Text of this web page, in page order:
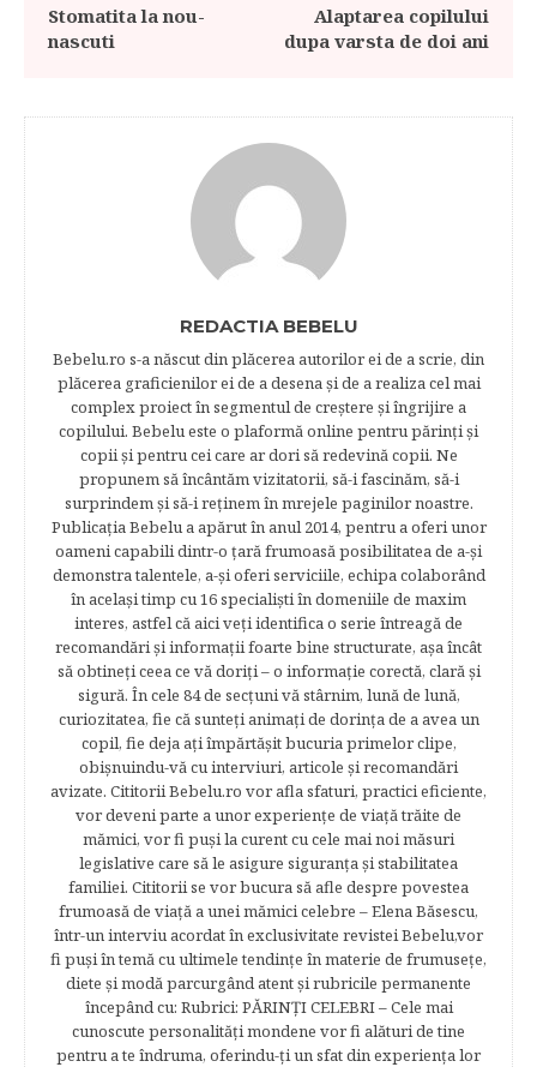
Stomatita la nou-
nascuti
Alaptarea copilului
dupa varsta de doi ani
REDACTIA BEBELU
Bebelu.ro s-a născut din plăcerea autorilor ei de a scrie, din
plăcerea graficienilor ei de a desena şi de a realiza cel mai
complex proiect în segmentul de creştere şi îngrijire a
copilului. Bebelu este o plaformă online pentru părinţi şi
copii şi pentru cei care ar dori să redevină copii. Ne
propunem să încântăm vizitatorii, să-i fascinăm, să-i
surprindem şi să-i reţinem în mrejele paginilor noastre.​
Publicația Bebelu a apărut în anul 2014, pentru a oferi unor
oameni capabili dintr-o ţară frumoasă posibilitatea de a-şi
demonstra talentele, a-şi oferi serviciile, echipa colaborând
în acelaşi timp cu 16 specialişti în domeniile de maxim
interes, astfel că aici veţi identifica o serie întreagă de
recomandări şi informaţii foarte bine structurate, aşa încât
să obtineţi ceea ce vă doriţi – o informaţie corectă, clară şi
sigură. În cele 84 de secțuni vă stârnim, lună de lună,
curiozitatea, fie că sunteţi animaţi de dorinţa de a avea un
copil, fie deja aţi împărtăşit bucuria primelor clipe,
obişnuindu-vă cu interviuri, articole şi recomandări
avizate. Cititorii Bebelu.ro vor afla sfaturi, practici eficiente,
vor deveni parte a unor experienţe de viaţă trăite de
mămici, vor fi puşi la curent cu cele mai noi măsuri
legislative care să le asigure siguranţa şi stabilitatea
familiei. Cititorii se vor bucura să afle despre povestea
frumoasă de viață a unei mămici celebre – Elena Băsescu,
într-un interviu acordat în exclusivitate revistei Bebelu,vor
fi puşi în temă cu ultimele tendinţe în materie de frumuseţe,
diete şi modă parcurgând atent şi rubricile permanente
începând cu: Rubrici: PĂRINŢI CELEBRI – Cele mai
cunoscute personalităţi mondene vor fi alături de tine
pentru a te îndruma, oferindu-ţi un sfat din experienţa lor